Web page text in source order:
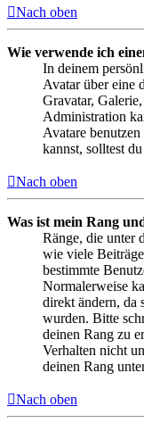
Nach oben
Wie verwende ich
In deinem
Avatar über eine
Gravatar,
Administration
Avatare
kannst, solltest
Nach oben
Was ist mein Rang
Ränge, die unter
wie viele
bestimmte
Normalerweise
direkt ändern, da
wurden. Bitte
deinen Rang zu
Verhalten nicht
deinen Rang
Nach oben